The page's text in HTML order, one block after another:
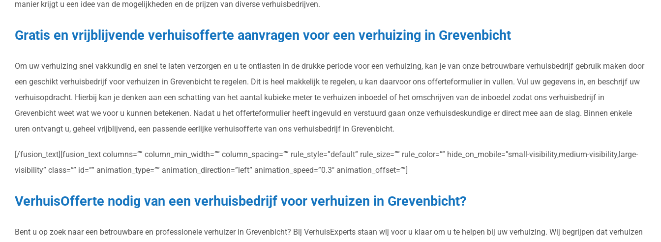
manier krijgt u een idee van de mogelijkheden en de prijzen van diverse verhuisbedrijven.
Gratis en vrijblijvende verhuisofferte aanvragen voor een verhuizing in Grevenbicht
Om uw verhuizing snel vakkundig en snel te laten verzorgen en u te ontlasten in de drukke periode voor een verhuizing, kan je van onze betrouwbare verhuisbedrijf gebruik maken door
een geschikt verhuisbedrijf voor verhuizen in Grevenbicht te regelen. Dit is heel makkelijk te regelen, u kan daarvoor ons offerteformulier in vullen. Vul uw gegevens in, en beschrijf uw
verhuisopdracht. Hierbij kan je denken aan een schatting van het aantal kubieke meter te verhuizen inboedel of het omschrijven van de inboedel zodat ons verhuisbedrijf in
Grevenbicht weet wat we voor u kunnen betekenen. Nadat u het offerteformulier heeft ingevuld en verstuurd gaan onze verhuisdeskundige er direct mee aan de slag. Binnen enkele
uren ontvangt u, geheel vrijblijvend, een passende eerlijke verhuisofferte van ons verhuisbedrijf in Grevenbicht.
[/fusion_text][fusion_text columns=”” column_min_width=”” column_spacing=”” rule_style=”default” rule_size=”” rule_color=”” hide_on_mobile=”small-visibility,medium-visibility,large-
visibility” class=”” id=”” animation_type=”” animation_direction=”left” animation_speed=”0.3″ animation_offset=””]
VerhuisOfferte nodig van een verhuisbedrijf voor verhuizen in Grevenbicht?
Bent u op zoek naar een betrouwbare en professionele verhuizer in Grevenbicht? Bij VerhuisExperts staan wij voor u klaar om u te helpen bij uw verhuizing. Wij begrijpen dat verhuizen